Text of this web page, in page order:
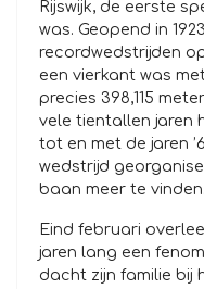
Rijswijk, de eerste
was. Geopend in
recordwedstrijden
een vierkant was
precies 398,115
vele tientallen jaren
tot en met de jaren
wedstrijd
baan meer te vinden.
Eind februari
jaren lang een
dacht zijn familie bij